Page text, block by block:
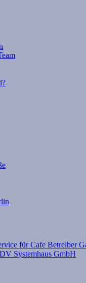
für Cafe Betreiber
Systemhaus GmbH